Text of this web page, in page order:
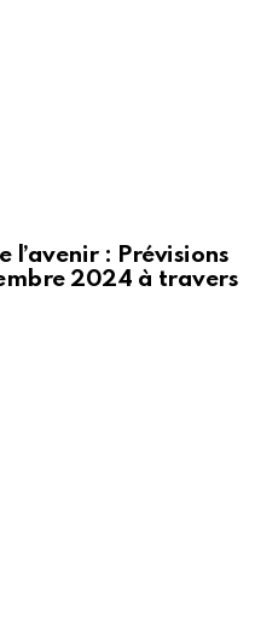
l’avenir : Prévisions
2024 à travers